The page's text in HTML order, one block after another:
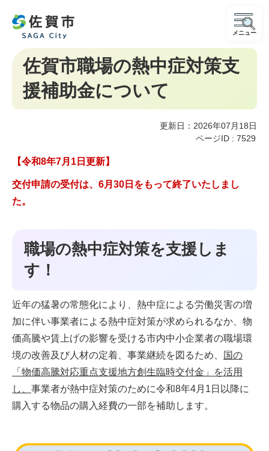
メニュー
佐賀市職場の熱中症対策支
援補助金について
更新日：2026年07月18日
ページID : 7529
【令和8年7月1日更新】
交付申請の受付は、6月30日をもって終了いたしまし
た。
職場の熱中症対策を支援しま
す！
近年の猛暑の常態化により、熱中症による労働災害の増
加に伴い事業者による熱中症対策が求められるなか、物
価高騰や賃上げの影響を受ける市内中小企業者の職場環
境の改善及び人材の定着、事業継続を図るため、
国の
「物価高騰対応重点支援地方創生臨時交付金」を活用
し、 事業者が熱中症対策のために令和8年4月1日以降に
購入する物品の購入経費の一部を補助します。